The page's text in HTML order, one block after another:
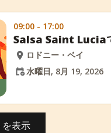
09:00 - 17:00
Salsa Saint Lucia
ロドニー・ベイ
水曜日, 8月 19, 2026
を表示